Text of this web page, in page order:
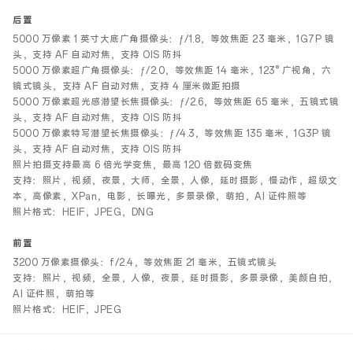
后置
5000 万像素 1 英寸大底广角摄像头：ƒ/1.8，等效焦距 23 毫米，1G7P 镜
头，支持 AF 自动对焦，支持 OIS 防抖
5000 万像素超广角摄像头：ƒ/2.0，等效焦距 14 毫米，123° 广视角，六
镜式镜头，支持 AF 自动对焦，支持 4 厘米微距拍摄
5000 万像素超光感潜望长焦摄像头：ƒ/2.6，等效焦距 65 毫米，五镜式镜
头，支持 AF 自动对焦，支持 OIS 防抖
5000 万像素特写潜望长焦摄像头：ƒ/4.3，等效焦距 135 毫米，1G3P 镜
头，支持 AF 自动对焦，支持 OIS 防抖
照片拍摄支持最高 6 倍光学变焦，最高 120 倍数码变焦
支持：照片，视频，夜景，大师，全景，人像，延时摄影，慢动作，超级文
本，高像素，XPan，电影，长曝光，多景录像，萌拍，AI 证件照等
照片格式：HEIF，JPEG，DNG
前置
3200 万像素摄像头：f/2.4，等效焦距 21 毫米，五镜式镜头
支持：照片，视频，全景，人像，夜景，延时摄影，多景录像，美颜自拍，
AI 证件照，萌拍等
照片格式：HEIF，JPEG